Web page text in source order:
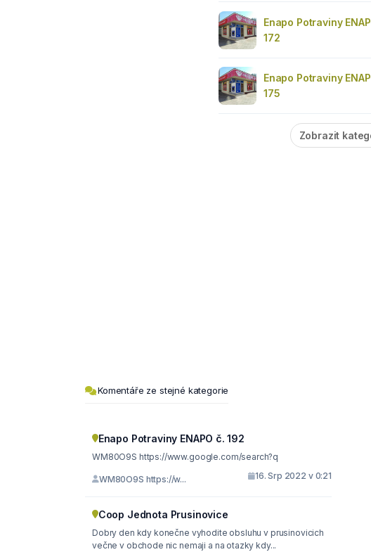
Enapo Potraviny
172
Enapo Potraviny
175
Zobrazit
Komentáře ze stejné kategorie
Enapo Potraviny ENAPO č. 192
WM80O9S https://www.google.com/search?q
WM80O9S https://w... 16. Srp 2022 v 0:21
Coop Jednota Prusinovice
Dobry den kdy konečne vyhodite obsluhu v prusinovicich
večne v obchode nic nemaji a na otazky kdy...